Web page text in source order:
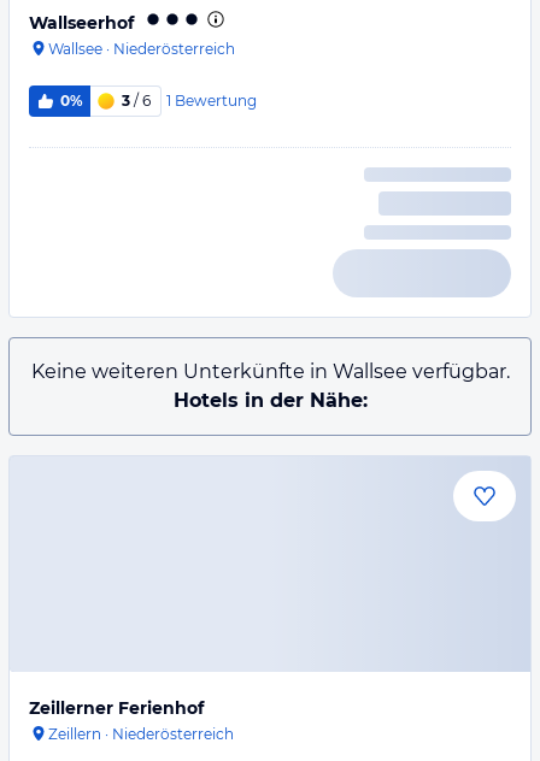
Wallseerhof
Wallsee · Niederösterreich
0% 3 / 6 1 Bewertung
Keine weiteren Unterkünfte in Wallsee verfügbar.
Hotels in der Nähe:
Zeillerner Ferienhof
Zeillern · Niederösterreich